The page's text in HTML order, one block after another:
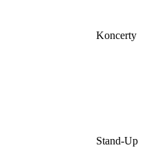
Koncerty
Stand-Up